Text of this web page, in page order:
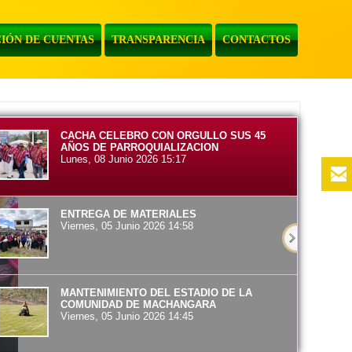
DE CUENTAS TRANSPARENCIA CONTACTOS
CACHA CELEBRO CON ORGULLO SUS 45
AÑOS DE PARROQUIALIZACION
Lunes, 08 Junio 2026 15:17
ENTREGA DE MATERIALES
Viernes, 05 Junio 2026 14:58
MANTENIMIENTO DEL ESTADIO DE LA
COMUNIDAD DE MACHANGARA
Viernes, 05 Junio 2026 14:45